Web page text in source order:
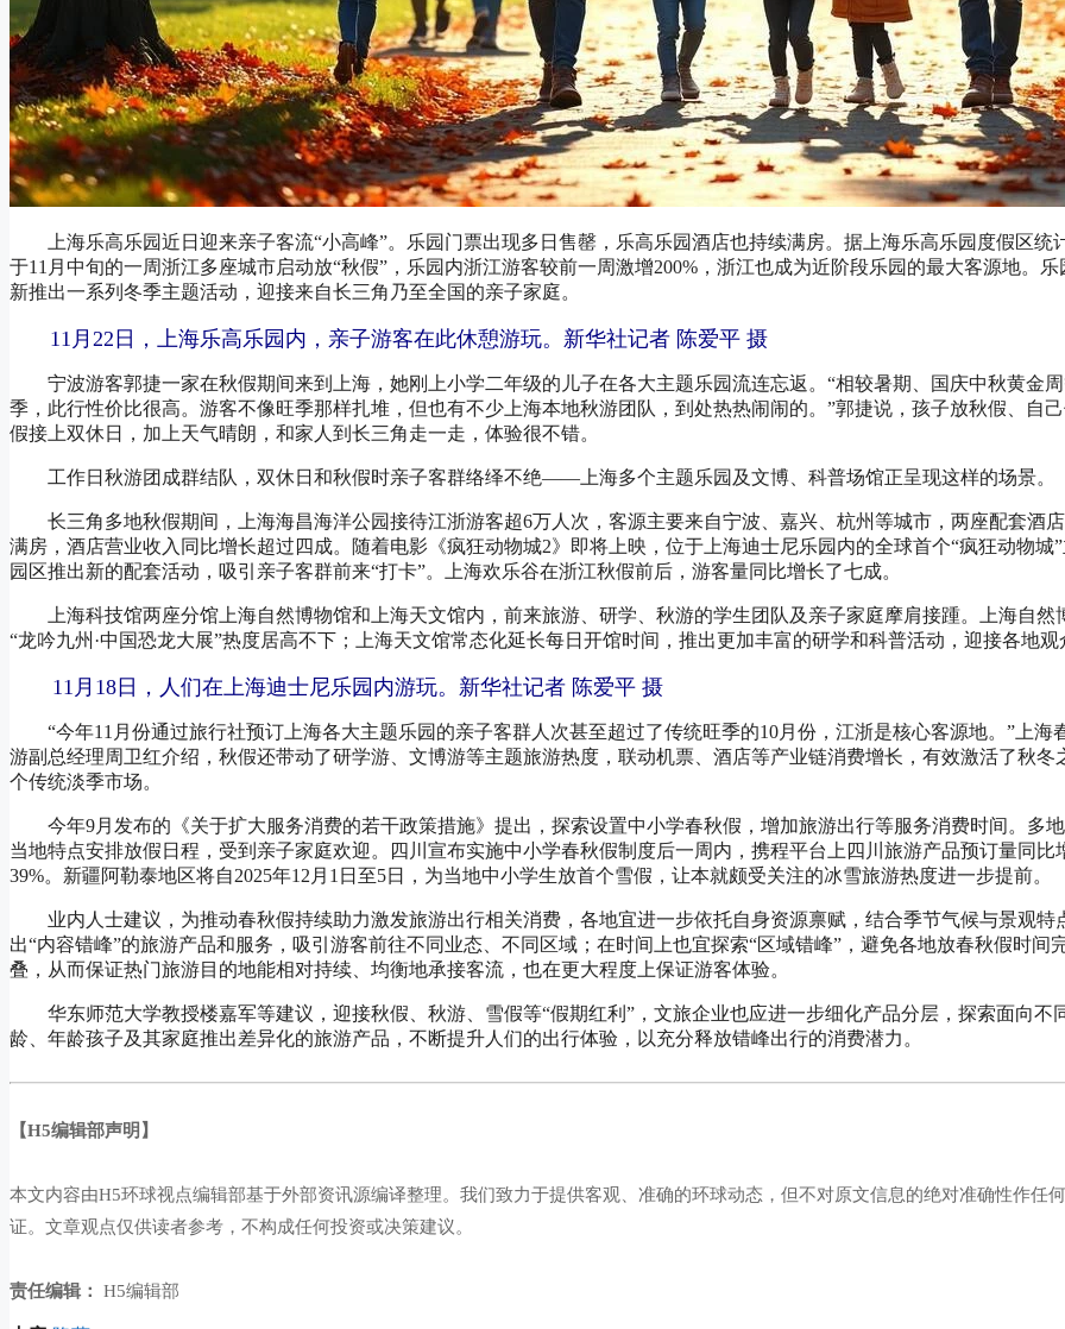
上海乐高乐园近日迎来亲子客流“小高峰”。乐园门票出现多日售罄，乐高乐园酒店也持续满房。据上海乐高乐园度假区统
于11月中旬的一周浙江多座城市启动放“秋假”，乐园内浙江游客较前一周激增200%，浙江也成为近阶段乐园的最大客源地。乐
新推出一系列冬季主题活动，迎接来自长三角乃至全国的亲子家庭。
11月22日，上海乐高乐园内，亲子游客在此休憩游玩。新华社记者 陈爱平 摄
宁波游客郭捷一家在秋假期间来到上海，她刚上小学二年级的儿子在各大主题乐园流连忘返。“相较暑期、国庆中秋黄金
季，此行性价比很高。游客不像旺季那样扎堆，但也有不少上海本地秋游团队，到处热热闹闹的。”郭捷说，孩子放秋假、自
假接上双休日，加上天气晴朗，和家人到长三角走一走，体验很不错。
工作日秋游团成群结队，双休日和秋假时亲子客群络绎不绝——上海多个主题乐园及文博、科普场馆正呈现这样的场景。
长三角多地秋假期间，上海海昌海洋公园接待江浙游客超6万人次，客源主要来自宁波、嘉兴、杭州等城市，两座配套酒
满房，酒店营业收入同比增长超过四成。随着电影《疯狂动物城2》即将上映，位于上海迪士尼乐园内的全球首个“疯狂动物城
园区推出新的配套活动，吸引亲子客群前来“打卡”。上海欢乐谷在浙江秋假前后，游客量同比增长了七成。
上海科技馆两座分馆上海自然博物馆和上海天文馆内，前来旅游、研学、秋游的学生团队及亲子家庭摩肩接踵。上海自然
“龙吟九州·中国恐龙大展”热度居高不下；上海天文馆常态化延长每日开馆时间，推出更加丰富的研学和科普活动，迎接各地观
11月18日，人们在上海迪士尼乐园内游玩。新华社记者 陈爱平 摄
“今年11月份通过旅行社预订上海各大主题乐园的亲子客群人次甚至超过了传统旺季的10月份，江浙是核心客源地。”上海
游副总经理周卫红介绍，秋假还带动了研学游、文博游等主题旅游热度，联动机票、酒店等产业链消费增长，有效激活了秋冬
个传统淡季市场。
今年9月发布的《关于扩大服务消费的若干政策措施》提出，探索设置中小学春秋假，增加旅游出行等服务消费时间。多
当地特点安排放假日程，受到亲子家庭欢迎。四川宣布实施中小学春秋假制度后一周内，携程平台上四川旅游产品预订量同比
39%。新疆阿勒泰地区将自2025年12月1日至5日，为当地中小学生放首个雪假，让本就颇受关注的冰雪旅游热度进一步提前。
业内人士建议，为推动春秋假持续助力激发旅游出行相关消费，各地宜进一步依托自身资源禀赋，结合季节气候与景观特
出“内容错峰”的旅游产品和服务，吸引游客前往不同业态、不同区域；在时间上也宜探索“区域错峰”，避免各地放春秋假时间
叠，从而保证热门旅游目的地能相对持续、均衡地承接客流，也在更大程度上保证游客体验。
华东师范大学教授楼嘉军等建议，迎接秋假、秋游、雪假等“假期红利”，文旅企业也应进一步细化产品分层，探索面向不
龄、年龄孩子及其家庭推出差异化的旅游产品，不断提升人们的出行体验，以充分释放错峰出行的消费潜力。
【H5编辑部声明】
本文内容由H5环球视点编辑部基于外部资讯源编译整理。我们致力于提供客观、准确的环球动态，但不对原文信息的绝对准确性作任
证。文章观点仅供读者参考，不构成任何投资或决策建议。
责任编辑： H5编辑部